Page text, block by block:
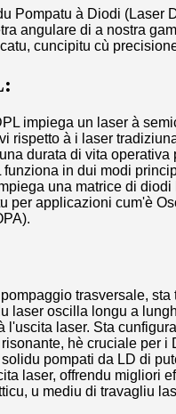
Pompatu à Diodi (Laser
angulare di a nostra
cuncipitu cù
impiega un laser à
rispetto à i laser
durata di vita operativa
in dui modi
una matrice di
per applicazioni cum'è
trasversale,
laser oscilla longu a
laser. Sta
hè cruciale per i
pompati da LD di
laser, offrendu migliori
u mediu di travagliu